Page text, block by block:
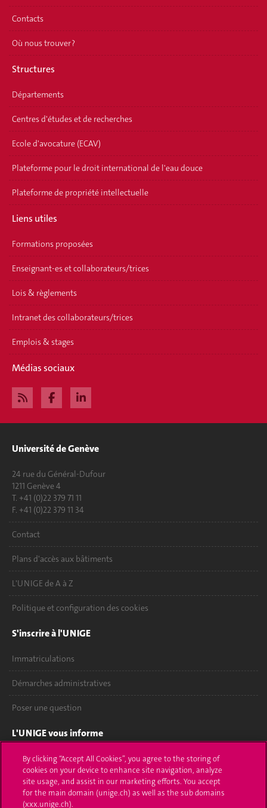
Contacts
Où nous trouver ?
Structures
Départements
Centres d'études et de recherches
Ecole d'avocature (ECAV)
Plateforme pour le droit international de l'eau douce
Plateforme de propriété intellectuelle
Liens utiles
Formations proposées
Enseignant-es et collaborateurs/trices
Lois & règlements
Intranet des collaborateurs/trices
Emplois & stages
Médias sociaux
Université de Genève
24 rue du Général-Dufour
1211 Genève 4
T. +41 (0)22 379 71 11
F. +41 (0)22 379 11 34
Contact
Plans d'accès aux bâtiments
L'UNIGE de A à Z
Politique et configuration des cookies
S'inscrire à l'UNIGE
Immatriculations
Démarches administratives
Poser une question
L'UNIGE vous informe
UNIGE Mobile
Médias
By clicking “Accept All Cookies”, you agree to the storing of
cookies on your device to enhance site navigation, analyze
site usage, and assist in our marketing efforts. You accept
for the main domain (unige.ch) as well as the sub domains
(xxx.unige.ch).